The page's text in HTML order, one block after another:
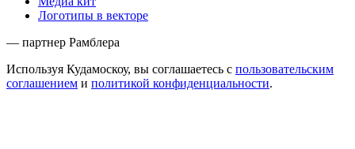
Логотипы в векторе
— партнер Рамблера
Используя Кудамоскоу, вы соглашаетесь с пользовательским
соглашением и политикой конфиденциальности.